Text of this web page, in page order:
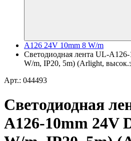
A126 24V 10mm 8 W/m
Светодиодная лента UL-
W/m, IP20, 5m) (Arlight,
Арт.: 044493
Светодиодная
A126-10mm 24V